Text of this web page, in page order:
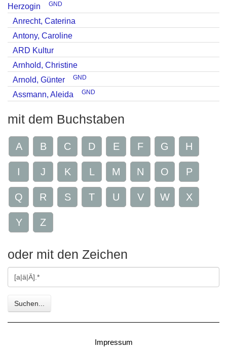
Herzogin
GND
Anrecht, Caterina
Antony, Caroline
ARD Kultur
Arnhold, Christine
Arnold, Günter
GND
Assmann, Aleida GND
mit dem Buchstaben
A B C D E F G H
I J K L M N O P
Q R S T U V W X
Y Z
oder mit den Zeichen
Gesuchte
Zeichen
Suchen...
Impressum